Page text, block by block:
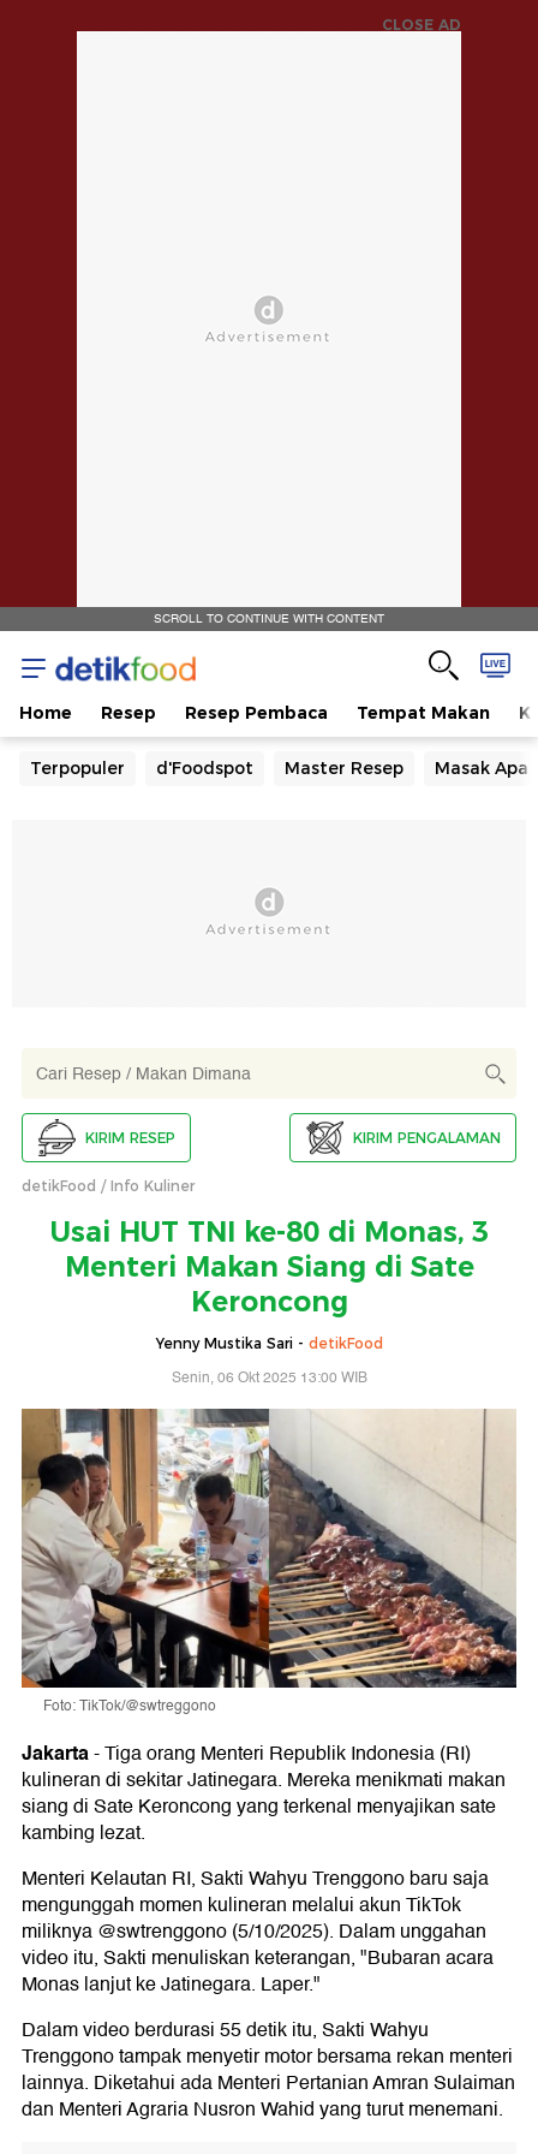
CLOSE AD
SCROLL TO CONTINUE WITH CONTENT
Home Resep Resep Pembaca Tempat Makan
Terpopuler d'Foodspot Master Resep Masak Apa
KIRIM RESEP KIRIM PENGALAMAN
detikFood Info Kuliner
Usai HUT TNI ke-80 di Monas, 3
Menteri Makan Siang di Sate
Keroncong
Yenny Mustika Sari - detikFood
Senin, 06 Okt 2025 13:00 WIB
Foto: TikTok/@swtreggono
Jakarta-Tiga orang Menteri Republik Indonesia (RI)
kulineran di sekitar Jatinegara. Mereka menikmati makan
siang di Sate Keroncong yang terkenal menyajikan sate
kambing lezat.
Menteri Kelautan RI, Sakti Wahyu Trenggono baru saja
mengunggah momen kulineran melalui akun TikTok
miliknya @swtrenggono (5/10/2025). Dalam unggahan
video itu, Sakti menuliskan keterangan, "Bubaran acara
Monas lanjut ke Jatinegara. Laper."
Dalam video berdurasi 55 detik itu, Sakti Wahyu
Trenggono tampak menyetir motor bersama rekan menteri
lainnya. Diketahui ada Menteri Pertanian Amran Sulaiman
dan Menteri Agraria Nusron Wahid yang turut menemani.